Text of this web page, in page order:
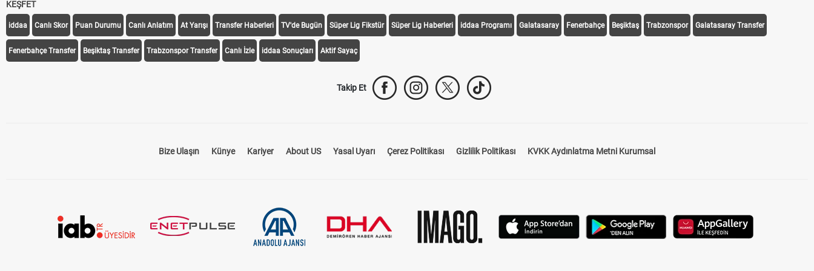
KEŞFET
iddaa Canlı Skor Puan Durumu Canlı Anlatım At Yarışı Transfer Haberleri TV'de Bugün Süper Lig Fikstür Süper Lig Haberleri iddaa Programı Galatasaray Fenerbahçe Beşiktaş Trabzonspor Galatasaray Transfer
Fenerbahçe Transfer Beşiktaş Transfer Trabzonspor Transfer Canlı İzle iddaa Sonuçları Aktif Sayaç
Takip Et
Bize Ulaşın Künye Kariyer About US Yasal Uyarı Çerez Politikası Gizlilik Politikası KVKK Aydınlatma Metni Kurumsal